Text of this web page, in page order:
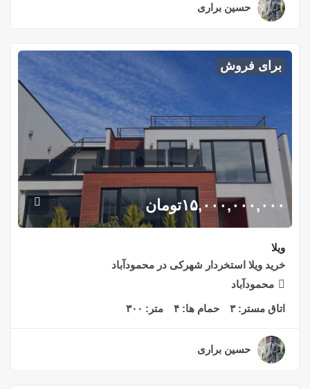
حسین براری
برای فروش
۱۵,۰۰۰,۰۰۰,۰۰۰تومان
ویلا
خرید ویلا استخردار شهرکی در محمودآباد
محمودآباد
اتاق مستر:۳ حمام ها: ۴ متر: ۳۰۰
حسین براری